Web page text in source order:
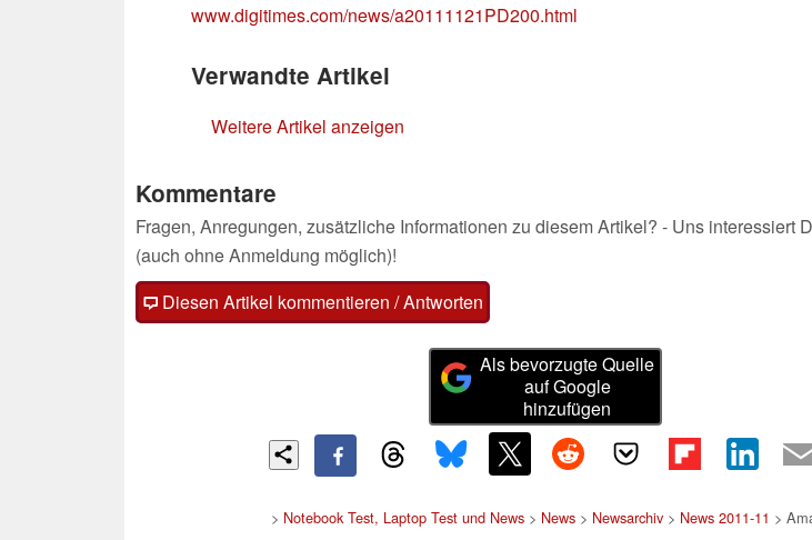
www.digitimes.com/news/a20111121PD200.html
Verwandte Artikel
Weitere Artikel anzeigen
Kommentare
Fragen, Anregungen, zusätzliche Informationen zu diesem Artikel? - Uns interessiert
(auch ohne Anmeldung möglich)!
Diesen Artikel kommentieren / Antworten
Als bevorzugte Quelle
auf Google
hinzufügen
> Notebook Test, Laptop Test und News> News> Newsarchiv> News 2011-11 >